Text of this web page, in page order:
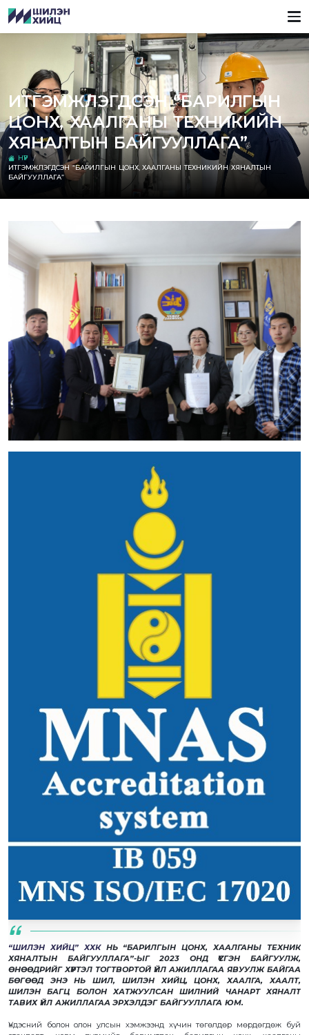
ИТГЭМЖЛЭГДСЭН “БАРИЛГЫН
ЦОНХ, ХААЛГАНЫ ТЕХНИКИЙН
ХЯНАЛТЫН БАЙГУУЛЛАГА”
НҮҮР
ИТГЭМЖЛЭГДСЭН “БАРИЛГЫН ЦОНХ, ХААЛГАНЫ ТЕХНИКИЙН ХЯНАЛТЫН
БАЙГУУЛЛАГА”
“ШИЛЭН ХИЙЦ” ХХКНЬ “БАРИЛГЫН ЦОНХ, ХААЛГАНЫ ТЕХНИК
ХЯНАЛТЫН БАЙГУУЛЛАГА”-ЫГ 2023 ОНД ҮҮСГЭН БАЙГУУЛЖ,
ӨНӨӨДРИЙГ ХҮРТЭЛ ТОГТВОРТОЙ ҮЙЛ АЖИЛЛАГАА ЯВУУЛЖ БАЙГАА
БӨГӨӨД ЭНЭ НЬ ШИЛ, ШИЛЭН ХИЙЦ, ЦОНХ, ХААЛГА, ХААЛТ,
ШИЛЭН БАГЦ БОЛОН ХАТЖУУЛСАН ШИЛНИЙ ЧАНАРТ ХЯНАЛТ
ТАВИХ ҮЙЛ АЖИЛЛАГАА ЭРХЭЛДЭГ БАЙГУУЛЛАГА ЮМ.
Үндэсний болон олон улсын хэмжээнд хүчин төгөлдөр мөрдөгдөж буй